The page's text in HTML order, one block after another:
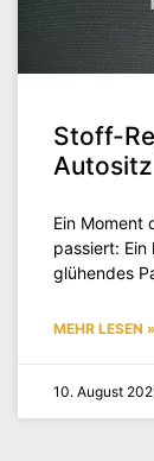
Stoff-
Ein Moment
passiert:
glühendes
MEHR LESEN »
10. August